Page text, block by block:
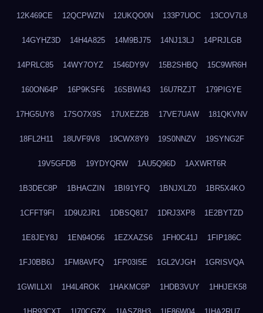
12K469CE 12QCPWZN 12UKQO0N 133P7UOC 13COV7L8
14GYHZ3D 14H4A825 14M9BJ75 14NJ13LJ 14PRJLGB
14PRLC85 14WY7OYZ 1546DY9V 15B2SHBQ 15C9WR6H
160ON64P 16P9KSF6 16SBWI43 16U7RZJT 179PIGYE
17HG5UY8 17SO7X9S 17UXEZ2B 17VE7UAW 181QKVNV
18FL2H11 18UVF9V8 19CWX8Y9 19S0NNZV 19SYNG2F
19V5GFDB 19YDYQRW 1AU5Q96D 1AXWRT6R
1B3DEC8P 1BHACZIN 1BI91YFQ 1BNJXLZ0 1BR5X4KO
1CFFT9FI 1D9U2JR1 1DBSQ817 1DRJ3XP8 1E2BYTZD
1E8JEY8J 1EN94O56 1EZXAZS6 1FH0C41J 1FIP186C
1FJ0BB6J 1FM8AVFQ 1FP03I5E 1GL2VJGH 1GRISVQA
1GWILLXI 1H4L4ROK 1HAKMC6P 1HDB3VUY 1HHJEK58